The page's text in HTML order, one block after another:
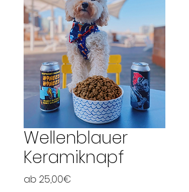
Wellenblauer
Keramiknapf
ab 25,00€